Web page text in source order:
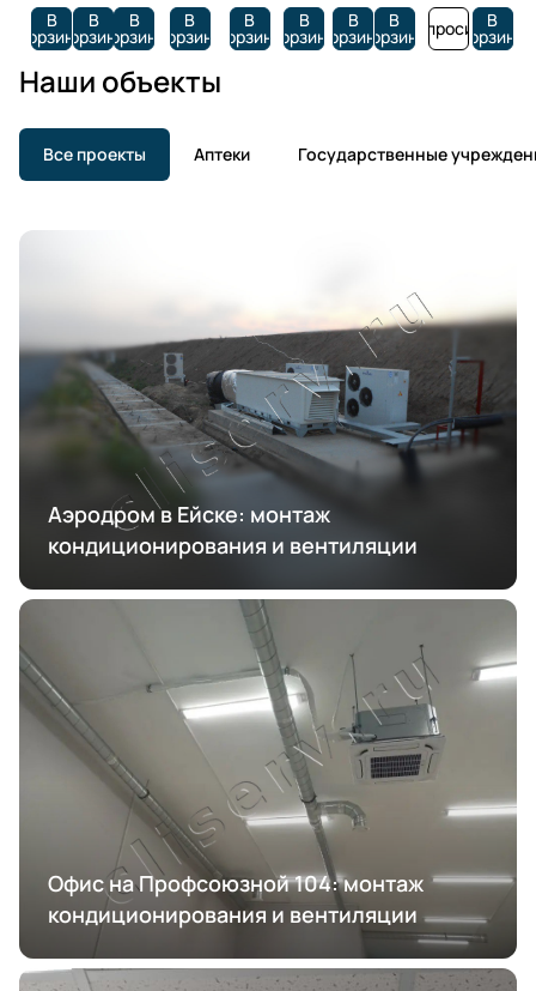
В
корзину
В
корзину
В
корзину
В
корзину
В
корзину
В
корзину
В
корзину
В
корзинуЗапроситьВ
корзину
Наши объекты
Все проекты Аптеки Государственные
Аэродром в Ейске: монтаж
кондиционирования и вентиляции
Офис на Профсоюзной 104: монтаж
кондиционирования и вентиляции